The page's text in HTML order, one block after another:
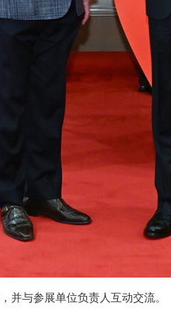
并与参展单位负责人互动交流。